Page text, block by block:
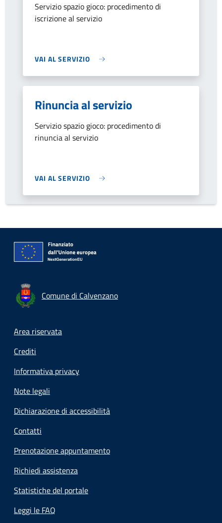
Servizio spazio gioco: procedimento di
iscrizione al servizio
VAI AL SERVIZIO
Rinuncia al servizio
Servizio spazio gioco: procedimento di
rinuncia al servizio
VAI AL SERVIZIO
Comune di Calvenzano
Footer menu
Area riservata
Crediti
Informativa privacy
Note legali
Dichiarazione di accessibilità
Contatti
Prenotazione appuntamento
Richiedi assistenza
Statistiche del portale
Leggi le FAQ